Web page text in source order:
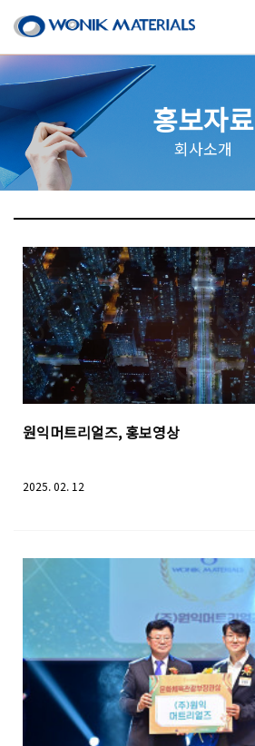
홍보자료
회사소개
원익머트리얼즈, 홍보영상
2025. 02. 12